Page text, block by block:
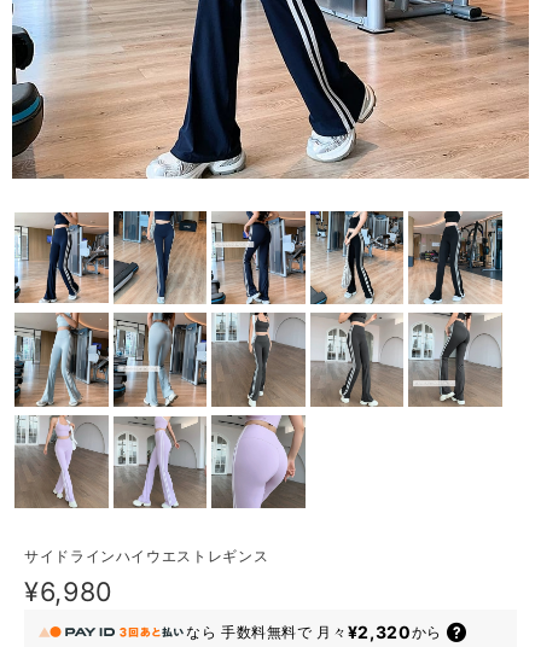
サイドラインハイウエストレギンス
¥6,980
なら 手数料無料で 月々 ¥2,320から